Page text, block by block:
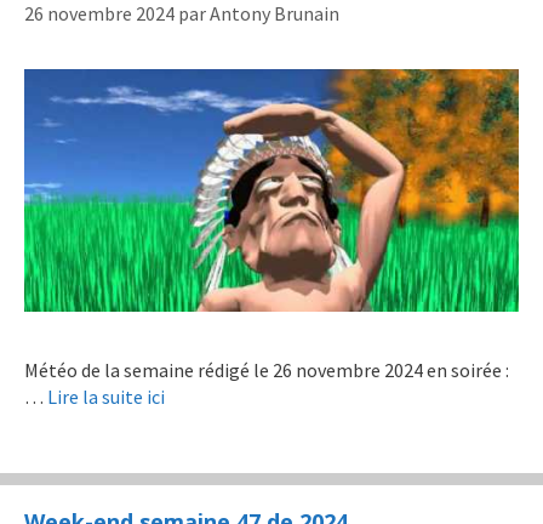
26 novembre 2024 parAntony Brunain
Météo de la semaine rédigé le 26 novembre 2024 en soirée :
… Lire la suite ici